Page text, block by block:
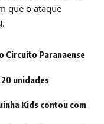
que o ataque
Circuito Paranaense
unidades
Kids contou com